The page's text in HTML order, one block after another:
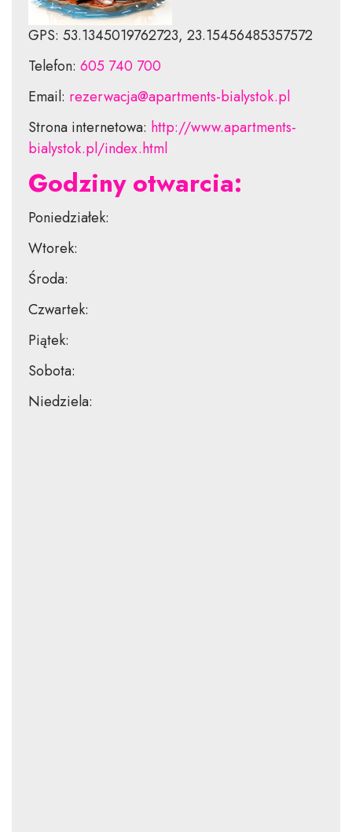
GPS: 53.1345019762723, 23.15456485357572
Telefon: 605 740 700
Email: rezerwacja@apartments-bialystok.pl
Strona internetowa: http://www.apartments-
bialystok.pl/index.html
Godziny otwarcia:
Poniedziałek:
Wtorek:
Środa:
Czwartek:
Piątek:
Sobota:
Niedziela: